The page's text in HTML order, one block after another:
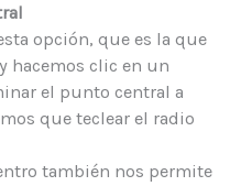
opción, que es la que
hacemos clic en un
el punto central a
que teclear el radio
también nos permite